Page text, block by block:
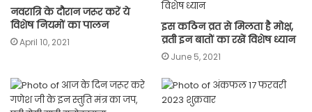
नवरात्रि के दौरान जरूर करें ये
विशेष नियमों का पालन
April 10, 2021
इस कठिन व्रत से मिलता है मोक्ष,
व्रती इन बातों का रखें विशेष ध्यान
June 5, 2021